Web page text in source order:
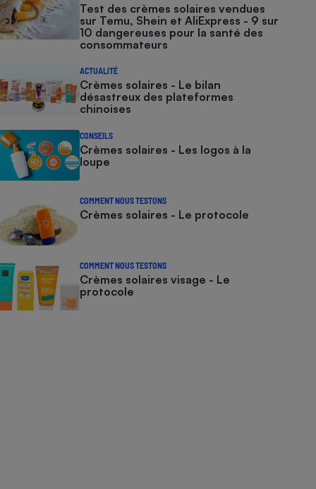
Test des crèmes solaires vendues
sur Temu, Shein et AliExpress - 9 sur
10 dangereuses pour la santé des
consommateurs
ACTUALITÉ
Crèmes solaires - Le bilan
désastreux des plateformes
chinoises
CONSEILS
Crèmes solaires - Les logos à la
loupe
COMMENT NOUS TESTONS
Crèmes solaires - Le protocole
COMMENT NOUS TESTONS
Crèmes solaires visage - Le
protocole